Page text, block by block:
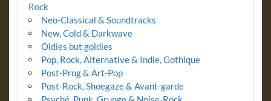
Rock
Neo-Classical & Soundtracks
New, Cold & Darkwave
Oldies but goldies
Pop, Rock, Alternative & Indie, Gothique
Post-Prog & Art-Pop
Post-Rock, Shoegaze & Avant-garde